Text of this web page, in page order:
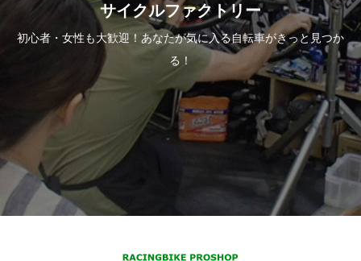
サイクルファクトリー
初心者・女性も大歓迎！あなたが気に入る自転車がきっと見つか
る！